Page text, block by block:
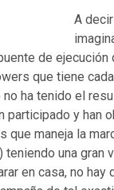
A
de
que tiene
ha tenido el
y han
maneja la
una gran
en casa, no hay